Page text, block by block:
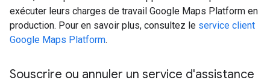
exécuter leurs charges de travail Google Maps Platform en
production. Pour en savoir plus, consultez le service client
Google Maps Platform.
Souscrire ou annuler un service d'assistance